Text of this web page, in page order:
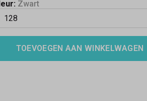
Zwart
TOEVOEGEN AAN WINKELWAGEN